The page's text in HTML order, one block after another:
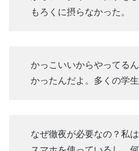
もろくに摂らなかった。
かっこいいからやってる
かったんだよ。多くの学生
なぜ徹夜が必要なの？私